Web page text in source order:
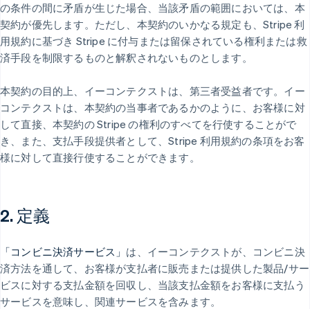
の条件の間に矛盾が生じた場合、当該矛盾の範囲においては、本
契約が優先します。ただし、本契約のいかなる規定も、Stripe 利
用規約に基づき Stripe に付与または留保されている権利または救
済手段を制限するものと解釈されないものとします。
本契約の目的上、イーコンテクストは、第三者受益者です。イー
コンテクストは、本契約の当事者であるかのように、お客様に対
して直接、本契約の Stripe の権利のすべてを行使することがで
き、また、支払手段提供者として、Stripe 利用規約の条項をお客
様に対して直接行使することができます。
2. 定義
「コンビニ決済サービス」 は、イーコンテクストが、コンビニ決
済方法を通して、お客様が支払者に販売または提供した製品/サー
ビスに対する支払金額を回収し、当該支払金額をお客様に支払う
サービスを意味し、関連サービスを含みます。